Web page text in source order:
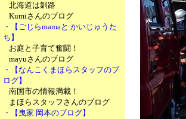
北海道は釧路
Kumiさんのブログ
・【ごじらmamaと かいじゅうた
ち】
お庭と子育て奮闘！
mayuさんのブログ
・【なんこくまほらスタッフのブ
ログ】
南国市の情報満載！
まほらスタッフさんのブログ
・【曳家 岡本のブログ】